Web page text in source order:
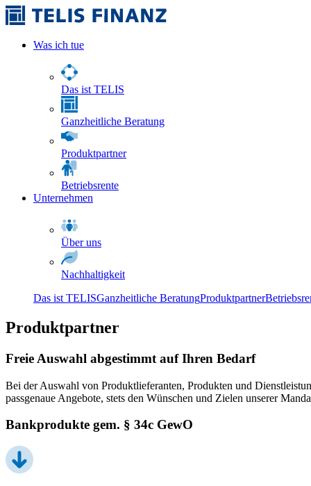
Was ich tue
Das ist TELIS
Ganzheitliche Beratung
Produktpartner
Betriebsrente
Unternehmen
Über uns
Nachhaltigkeit
Das ist TELISGanzheitliche BeratungProduktpartner
Produktpartner
Freie Auswahl abgestimmt auf Ihren Bedarf
Bei der Auswahl von Produktlieferanten, Produkten und
passgenaue Angebote, stets den Wünschen und Zielen unserer
Bankprodukte gem. § 34c GewO